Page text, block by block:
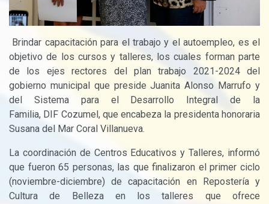
Brindar capacitación para el trabajo y el autoempleo, es el
objetivo de los cursos y talleres, los cuales forman parte
de los ejes rectores del plan trabajo 2021-2024 del
gobierno municipal que preside Juanita Alonso Marrufo y
del Sistema para el Desarrollo Integral de la
Familia, DIF Cozumel, que encabeza la presidenta honoraria
Susana del Mar Coral Villanueva.
La coordinación de Centros Educativos y Talleres, informó
que fueron 65 personas, las que finalizaron el primer ciclo
(noviembre-diciembre) de capacitación en Repostería y
Cultura de Belleza en los talleres que ofrece